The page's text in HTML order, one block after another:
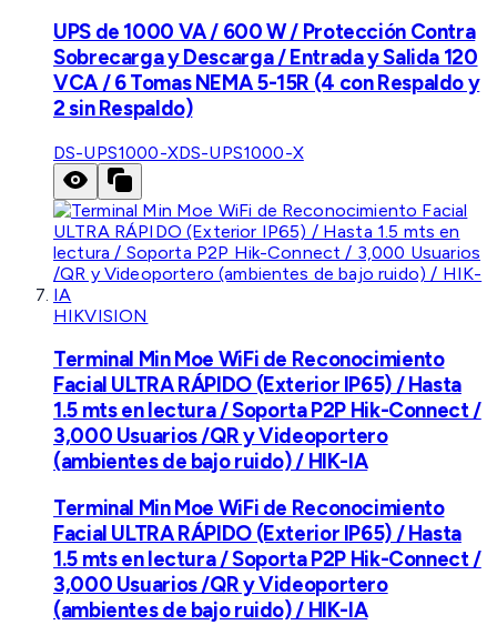
UPS de 1000 VA / 600 W / Protección Contra
Sobrecarga y Descarga / Entrada y Salida 120
VCA / 6 Tomas NEMA 5-15R (4 con Respaldo y
2 sin Respaldo)
DS-UPS1000-XDS-UPS1000-X
HIKVISION
Terminal Min Moe WiFi de Reconocimiento
Facial ULTRA RÁPIDO (Exterior IP65) / Hasta
1.5 mts en lectura / Soporta P2P Hik-Connect /
3,000 Usuarios /QR y Videoportero
(ambientes de bajo ruido) / HIK-IA
Terminal Min Moe WiFi de Reconocimiento
Facial ULTRA RÁPIDO (Exterior IP65) / Hasta
1.5 mts en lectura / Soporta P2P Hik-Connect /
3,000 Usuarios /QR y Videoportero
(ambientes de bajo ruido) / HIK-IA